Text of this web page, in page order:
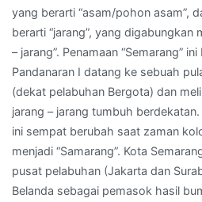
yang berarti “asam/pohon asam”,
berarti “jarang”, yang digabungkan
– jarang”. Penamaan “Semarang”
Pandanaran I datang ke sebuah
(dekat pelabuhan Bergota) dan
jarang – jarang tumbuh
ini sempat berubah saat zaman
menjadi “Samarang”. Kota
pusat pelabuhan (Jakarta dan
Belanda sebagai pemasok hasil